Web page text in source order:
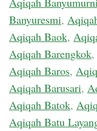
Banyuresmi,
Aqiqah Baok,
Aqiqah Barengkok,
Aqiqah Baros,
Aqiqah Barusari,
Aqiqah Batok,
Aqiqah Batu